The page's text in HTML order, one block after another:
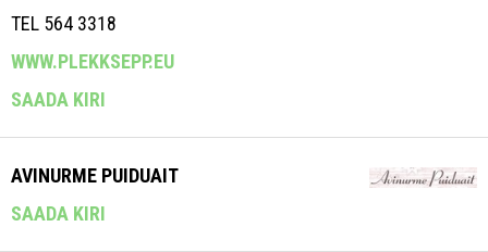
TEL 564 3318
WWW.PLEKKSEPP.EU
SAADA KIRI
AVINURME PUIDUAIT
SAADA KIRI